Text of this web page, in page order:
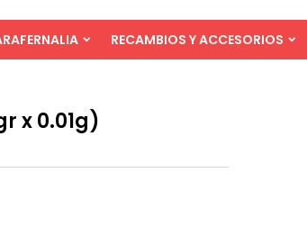
RECAMBIOS Y ACCESORIOS
x 0.01g)